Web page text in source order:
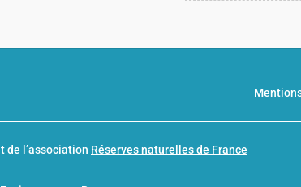
de l’association Réserves naturelles de France